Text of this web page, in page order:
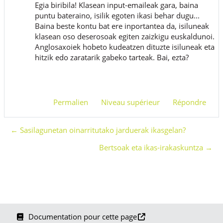
Egia biribila! Klasean input-emaileak gara, baina
puntu bateraino, isilik egoten ikasi behar dugu...
Baina beste kontu bat ere inportantea da, isiluneak
klasean oso deserosoak egiten zaizkigu euskaldunoi.
Anglosaxoiek hobeto kudeatzen dituzte isiluneak eta
hitzik edo zaratarik gabeko tarteak. Bai, ezta?
Permalien Niveau supérieur Répondre
← Sasilagunetan oinarritutako jarduerak ikasgelan?
Bertsoak eta ikas-irakaskuntza →
Documentation pour cette page